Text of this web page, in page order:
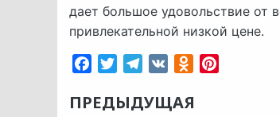
дает большое удовольствие от
привлекательной низкой цене.
FacebookTwitterTelegram
VK Odnoklassniki
ПРЕДЫДУЩАЯ